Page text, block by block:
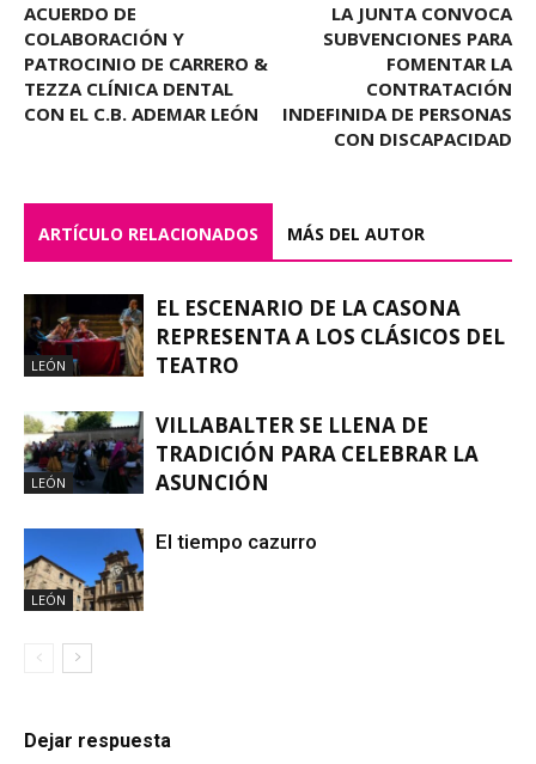
ACUERDO DE
COLABORACIÓN Y
PATROCINIO DE CARRERO &
TEZZA CLÍNICA DENTAL
CON EL C.B. ADEMAR LEÓN
LA JUNTA CONVOCA
SUBVENCIONES PARA
FOMENTAR LA
CONTRATACIÓN
INDEFINIDA DE PERSONAS
CON DISCAPACIDAD
ARTÍCULO RELACIONADOS MÁS DEL AUTOR
LEÓN
EL ESCENARIO DE LA CASONA
REPRESENTA A LOS CLÁSICOS DEL
TEATRO
LEÓN
VILLABALTER SE LLENA DE
TRADICIÓN PARA CELEBRAR LA
ASUNCIÓN
LEÓN
El tiempo cazurro
Dejar respuesta